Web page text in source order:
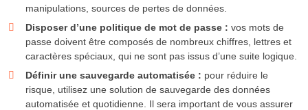
manipulations, sources de pertes de données.
Disposer d’une politique de mot de passe : vos mots de
passe doivent être composés de nombreux chiffres, lettres et
caractères spéciaux, qui ne sont pas issus d’une suite logique.
Définir une sauvegarde automatisée : pour réduire le
risque, utilisez une solution de sauvegarde des données
automatisée et quotidienne. Il sera important de vous assurer